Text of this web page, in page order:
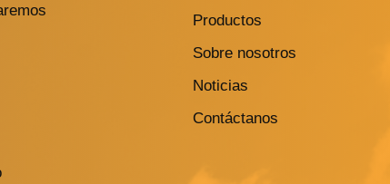
Productos
Sobre nosotros
Noticias
Contáctanos